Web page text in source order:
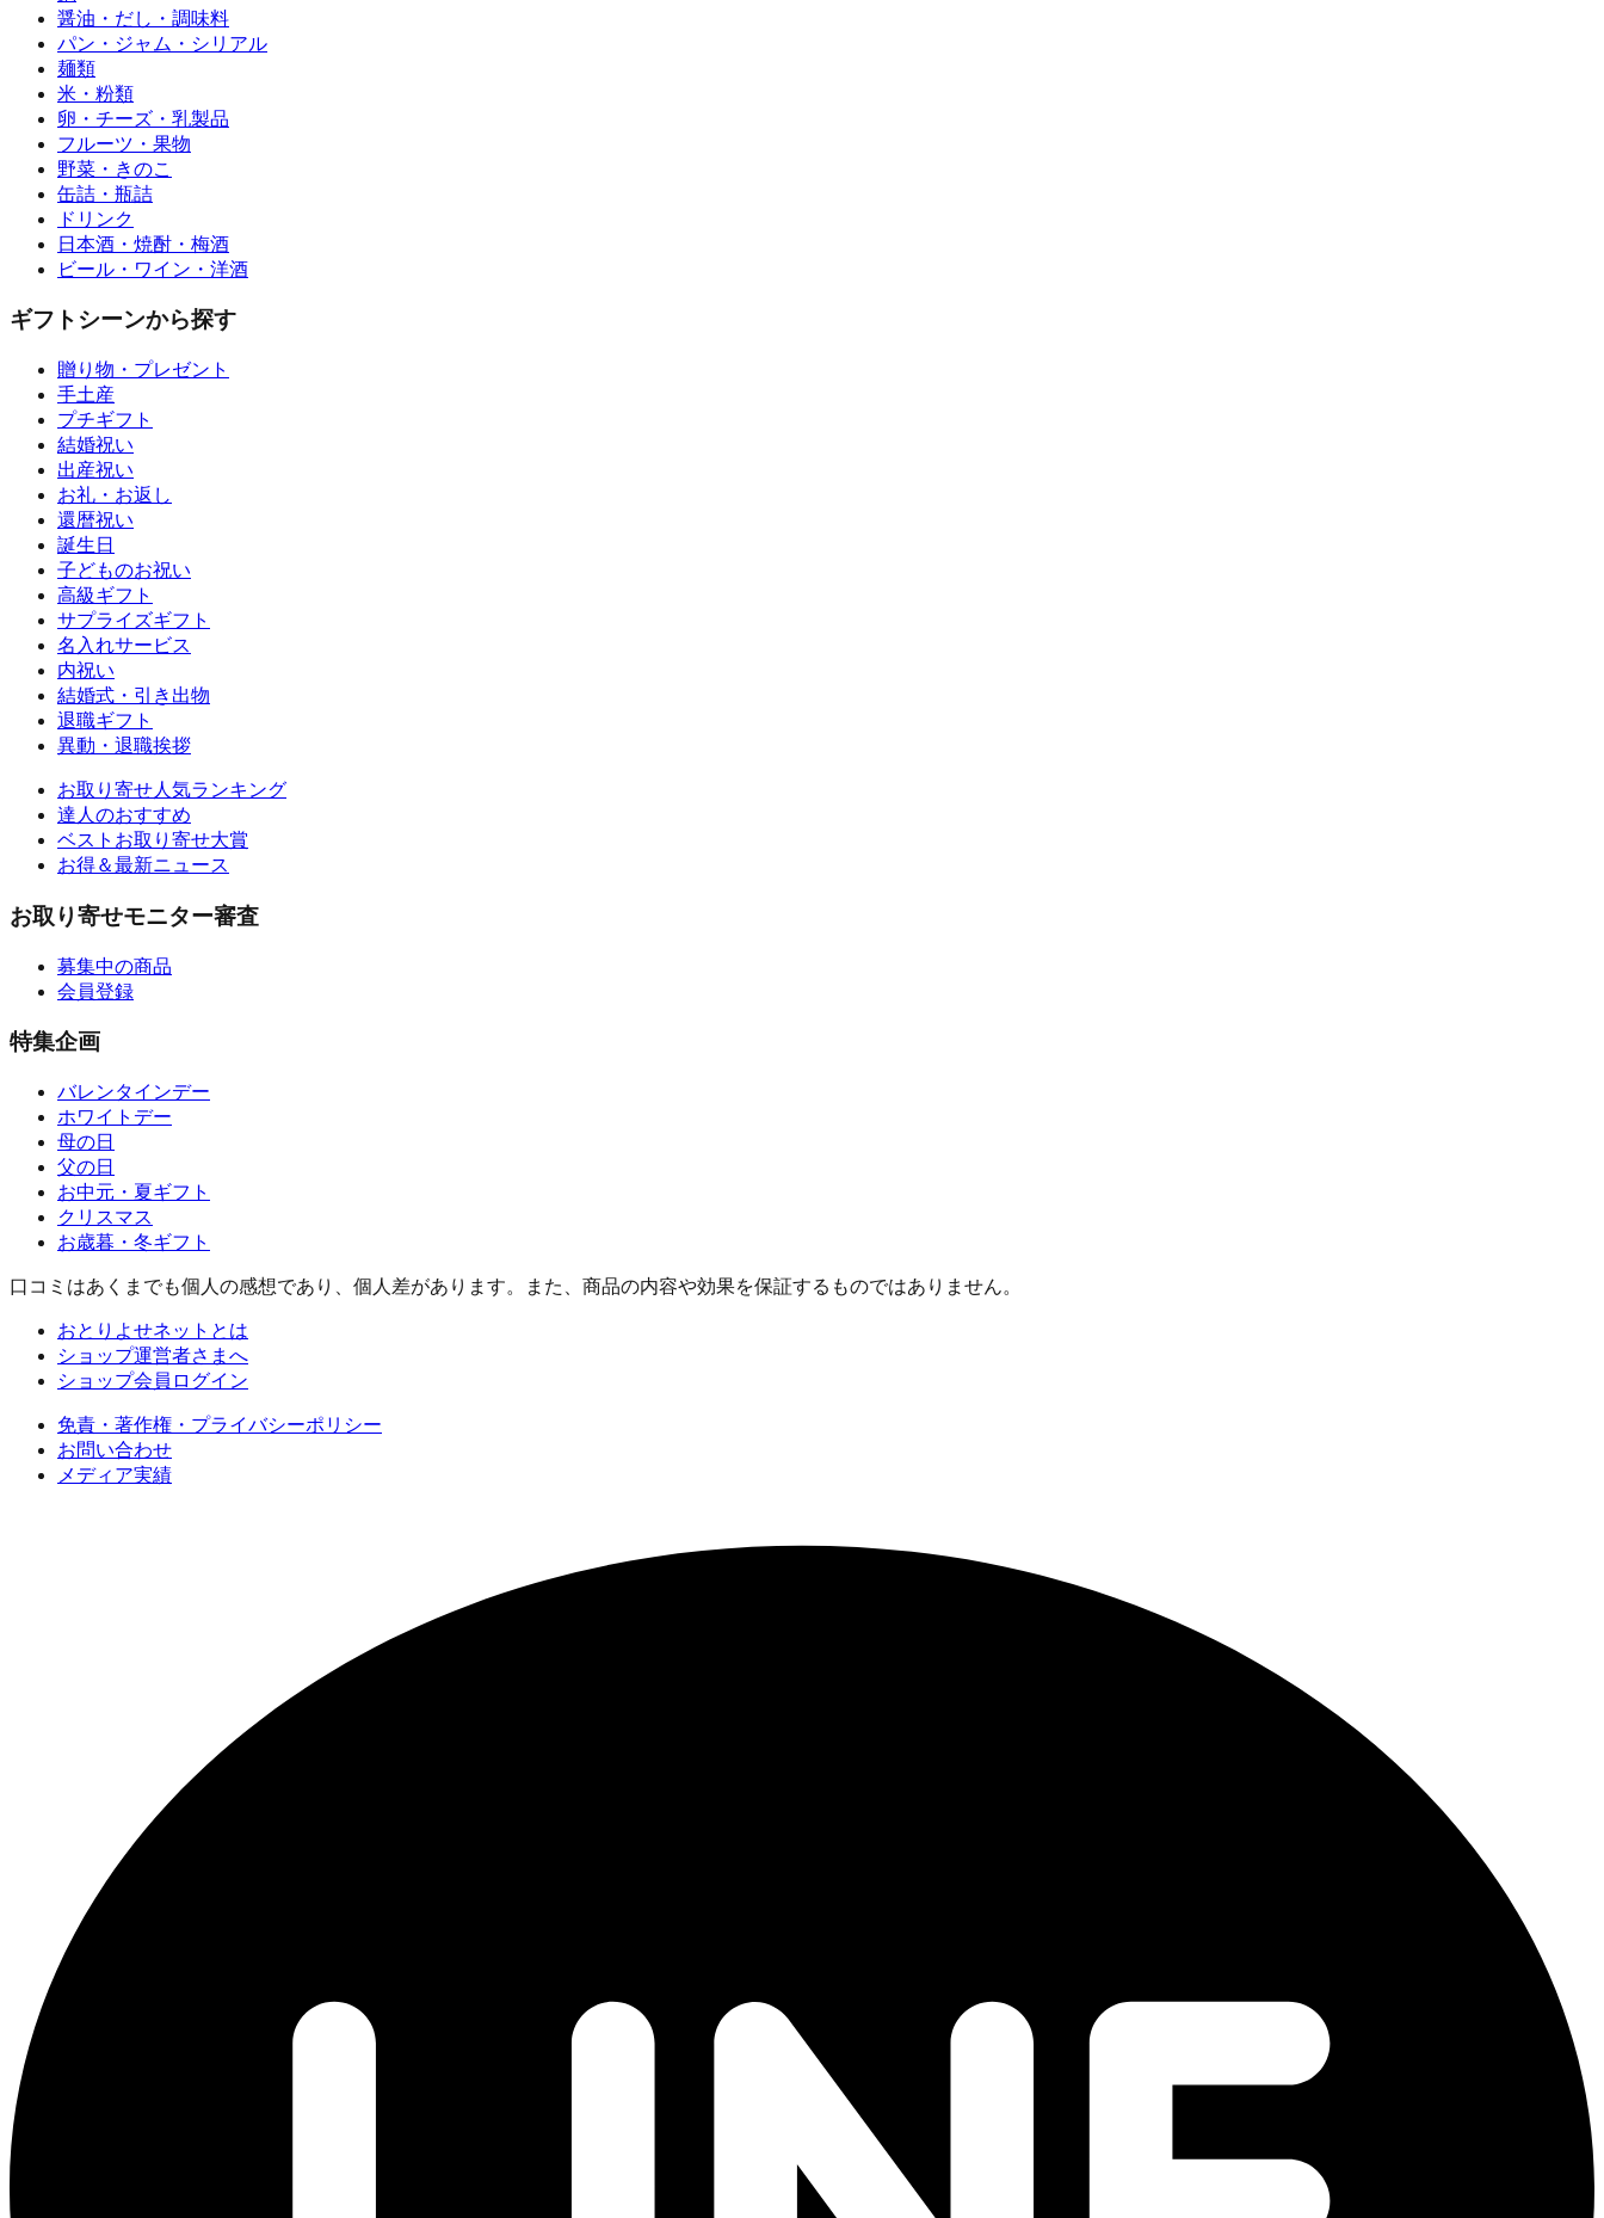
醤油・だし・調味料
パン・ジャム・シリアル
麺類
米・粉類
卵・チーズ・乳製品
フルーツ・果物
野菜・きのこ
缶詰・瓶詰
ドリンク
日本酒・焼酎・梅酒
ビール・ワイン・洋酒
ギフトシーンから探す
贈り物・プレゼント
手土産
プチギフト
結婚祝い
出産祝い
お礼・お返し
還暦祝い
誕生日
子どものお祝い
高級ギフト
サプライズギフト
名入れサービス
内祝い
結婚式・引き出物
退職ギフト
異動・退職挨拶
お取り寄せ人気ランキング
達人のおすすめ
ベストお取り寄せ大賞
お得＆最新ニュース
お取り寄せモニター審査
募集中の商品
会員登録
特集企画
バレンタインデー
ホワイトデー
母の日
父の日
お中元・夏ギフト
クリスマス
お歳暮・冬ギフト
口コミはあくまでも個人の感想であり、個人差があります。また、商品の内容や効果を保証するものではありません。
おとりよせネットとは
ショップ運営者さまへ
ショップ会員ログイン
免責・著作権・プライバシーポリシー
お問い合わせ
メディア実績